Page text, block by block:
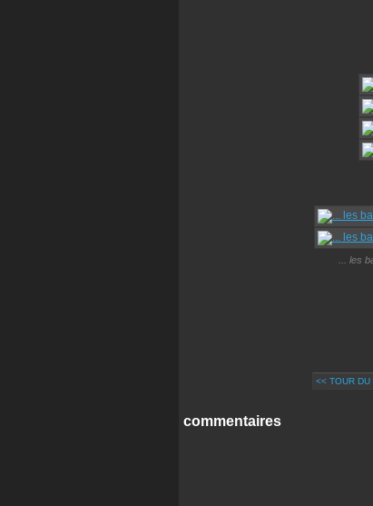
... les
<< TOUR DU
commentaires